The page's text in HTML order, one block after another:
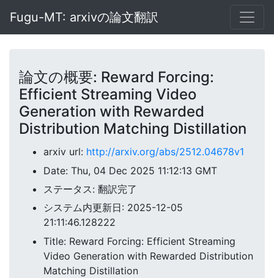
Fugu-MT: arxivの論文翻訳
論文の概要: Reward Forcing:
Efficient Streaming Video
Generation with Rewarded
Distribution Matching Distillation
arxiv url: http://arxiv.org/abs/2512.04678v1
Date: Thu, 04 Dec 2025 11:12:13 GMT
ステータス: 翻訳完了
システム内更新日: 2025-12-05
21:11:46.128222
Title: Reward Forcing: Efficient Streaming
Video Generation with Rewarded Distribution
Matching Distillation